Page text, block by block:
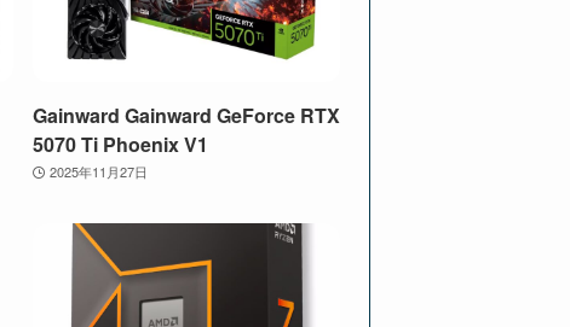
Gainward Gainward GeForce RTX
5070 Ti Phoenix V1
2025年11月27日